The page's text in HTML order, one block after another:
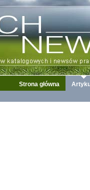
Strona główna